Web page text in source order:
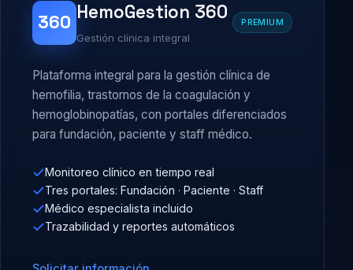
360 HemoGestion 360
Gestión clínica integral
PREMIUM
Plataforma integral para la gestión clínica de
hemofilia, trastornos de la coagulación y
hemoglobinopatías, con portales diferenciados
para fundación, paciente y staff médico.
Monitoreo clínico en tiempo real
Tres portales: Fundación · Paciente · Staff
Médico especialista incluido
Trazabilidad y reportes automáticos